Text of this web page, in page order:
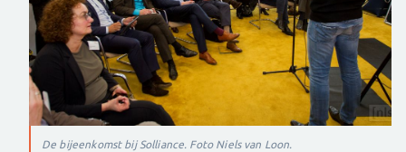
De bijeenkomst bij Solliance. Foto Niels van Loon.